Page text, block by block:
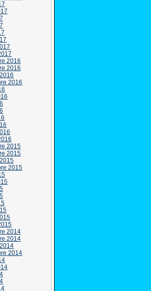
2016
2016
2016
2015
2015
2015
2014
2014
2014